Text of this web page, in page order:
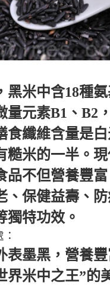
黑米中含18種氨
量元素B1、B2
食纖維含量是白
糙米的一半。
品不但營養豐
、保健益壽、
獨特功效。
表墨黑，營養
界米中之王”的